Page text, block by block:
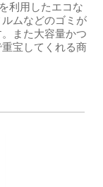
利用したエコな
ムなどのゴミが
また大容量かつ
宝してくれる商